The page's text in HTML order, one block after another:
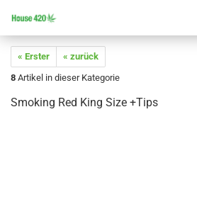
« Erster
« zurück
8 Artikel in dieser Kategorie
Smoking Red King Size +Tips